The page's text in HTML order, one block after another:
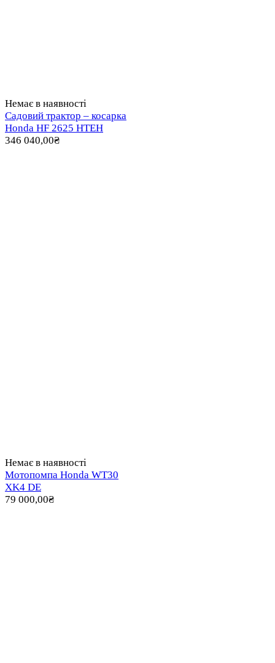
Немає в наявності
Садовий трактор – косарка
Honda HF 2625 HTEH
346 040,00₴
Немає в наявності
Мотопомпа Honda WT30
XK4 DE
79 000,00₴